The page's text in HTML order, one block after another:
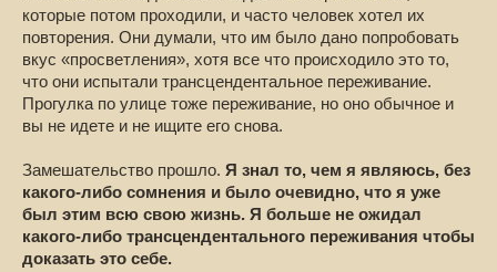
которые потом проходили, и часто человек хотел их
повторения. Они думали, что им было дано попробовать
вкус «просветления», хотя все что происходило это то,
что они испытали трансцендентальное переживание.
Прогулка по улице тоже переживание, но оно обычное и
вы не идете и не ищите его снова.
Замешательство прошло. Я знал то, чем я являюсь, без
какого-либо сомнения и было очевидно, что я уже
был этим всю свою жизнь. Я больше не ожидал
какого-либо трансцендентального переживания чтобы
доказать это себе.